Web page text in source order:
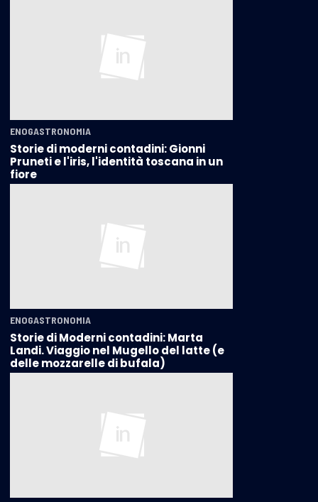
ENOGASTRONOMIA
Storie di moderni contadini: Gionni
Pruneti e l'iris, l'identità toscana in un
fiore
ENOGASTRONOMIA
Storie di Moderni contadini: Marta
Landi. Viaggio nel Mugello del latte (e
delle mozzarelle di bufala)